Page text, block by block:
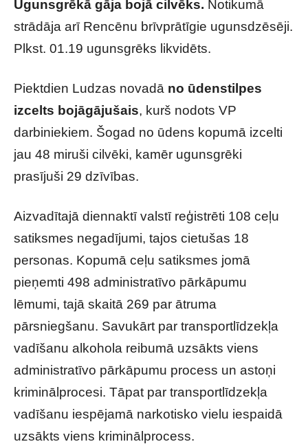
Ugunsgrēkā gāja bojā cilvēks. Notikumā
strādāja arī Rencēnu brīvprātīgie ugunsdzēsēji.
Plkst. 01.19 ugunsgrēks likvidēts.
Piektdien Ludzas novadā no ūdenstilpes
izcelts bojāgājušais, kurš nodots VP
darbiniekiem. Šogad no ūdens kopumā izcelti
jau 48 miruši cilvēki, kamēr ugunsgrēki
prasījuši 29 dzīvības.
Aizvadītajā diennaktī valstī reģistrēti 108 ceļu
satiksmes negadījumi, tajos cietušas 18
personas. Kopumā ceļu satiksmes jomā
pieņemti 498 administratīvo pārkāpumu
lēmumi, tajā skaitā 269 par ātruma
pārsniegšanu. Savukārt par transportlīdzekļa
vadīšanu alkohola reibumā uzsākts viens
administratīvo pārkāpumu process un astoņi
kriminālprocesi. Tāpat par transportlīdzekļa
vadīšanu iespējamā narkotisko vielu iespaidā
uzsākts viens kriminālprocess.